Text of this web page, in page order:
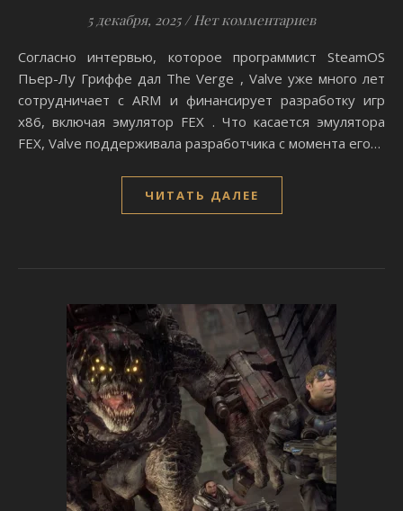
5 декабря, 2025 / Нет комментариев
Согласно интервью, которое программист SteamOS
Пьер-Лу Гриффе дал The Verge , Valve уже много лет
сотрудничает с ARM и финансирует разработку игр
x86, включая эмулятор FEX . Что касается эмулятора
FEX, Valve поддерживала разработчика с момента его…
ЧИТАТЬ ДАЛЕЕ